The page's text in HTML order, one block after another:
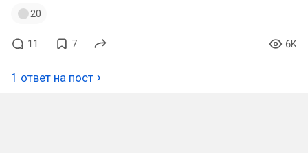
20
11 7 6K
1 ответ на пост